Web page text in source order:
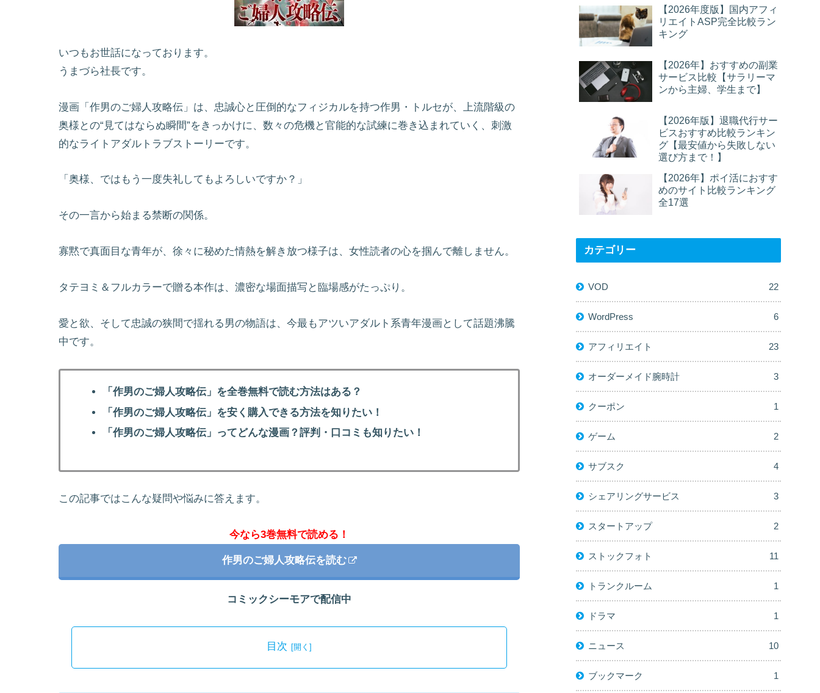
いつもお世話になっております。
うまづら社長です。
漫画「作男のご婦人攻略伝」は、忠誠心と圧倒的なフィジカルを持つ作男・トルセが、上流階級の
奥様との“見てはならぬ瞬間”をきっかけに、数々の危機と官能的な試練に巻き込まれていく、刺激
的なライトアダルトラブストーリーです。
「奥様、ではもう一度失礼してもよろしいですか？」
その一言から始まる禁断の関係。
寡黙で真面目な青年が、徐々に秘めた情熱を解き放つ様子は、女性読者の心を掴んで離しません。
タテヨミ＆フルカラーで贈る本作は、濃密な場面描写と臨場感がたっぷり。
愛と欲、そして忠誠の狭間で揺れる男の物語は、今最もアツいアダルト系青年漫画として話題沸騰
中です。
「作男のご婦人攻略伝」を全巻無料で読む方法はある？
「作男のご婦人攻略伝」を安く購入できる方法を知りたい！
「作男のご婦人攻略伝」ってどんな漫画？評判・口コミも知りたい！
この記事ではこんな疑問や悩みに答えます。
今なら3巻無料で読める！
作男のご婦人攻略伝を読む
コミックシーモアで配信中
目次
【2026年度版】国内アフィ
リエイトASP完全比較ラン
キング
【2026年】おすすめの副業
サービス比較【サラリーマ
ンから主婦、学生まで】
【2026年版】退職代行サー
ビスおすすめ比較ランキン
グ【最安値から失敗しない
選び方まで！】
【2026年】ポイ活におすす
めのサイト比較ランキング
全17選
カテゴリー
VOD 22
WordPress 6
アフィリエイト 23
オーダーメイド腕時計 3
クーポン 1
ゲーム 2
サブスク 4
シェアリングサービス 3
スタートアップ 2
ストックフォト 11
トランクルーム 1
ドラマ 1
ニュース 10
ブックマーク 1